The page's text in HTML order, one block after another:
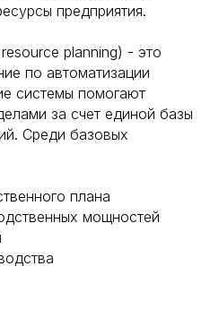
предприятия.
planning) - это
по автоматизации
системы помогают
за счет единой базы
Среди базовых
плана
мощностей